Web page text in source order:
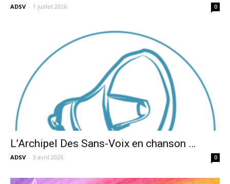
ADSV - 1 juillet 2026 0
L’Archipel Des Sans-Voix en chanson …
ADSV - 3 avril 2026 0